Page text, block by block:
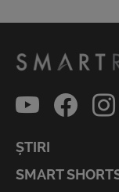
ȘTIRI
SMART